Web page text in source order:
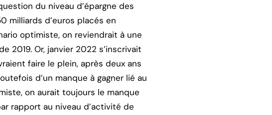
du niveau d’épargne des
milliards d’euros placés en
optimiste, on reviendrait à une
2019. Or, janvier 2022 s’inscrivait
faire le plein, après deux ans
d’un manque à gagner lié au
on aurait toujours le manque
rapport au niveau d’activité de